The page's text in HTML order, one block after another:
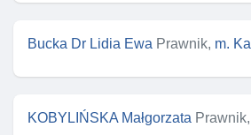
Bucka Dr Lidia Ewa Prawnik, m.
KOBYLIŃSKA Małgorzata Prawnik,